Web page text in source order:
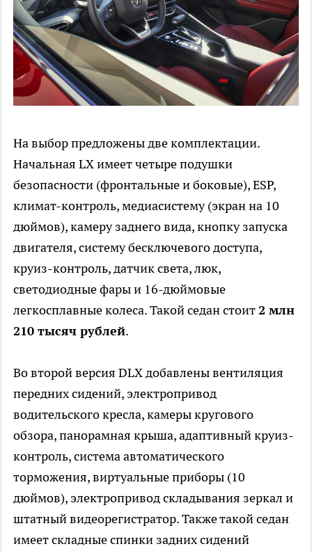
На выбор предложены две комплектации.
Начальная LX имеет четыре подушки
безопасности (фронтальные и боковые), ESP,
климат-контроль, медиасистему (экран на 10
дюймов), камеру заднего вида, кнопку запуска
двигателя, систему бесключевого доступа,
круиз-контроль, датчик света, люк,
светодиодные фары и 16-дюймовые
легкосплавные колеса. Такой седан стоит2 млн
210 тысяч рублей.
Во второй версия DLX добавлены вентиляция
передних сидений, электропривод
водительского кресла, камеры кругового
обзора, панорамная крыша, адаптивный круиз-
контроль, система автоматического
торможения, виртуальные приборы (10
дюймов), электропривод складывания зеркал и
штатный видеорегистратор. Также такой седан
имеет складные спинки задних сидений